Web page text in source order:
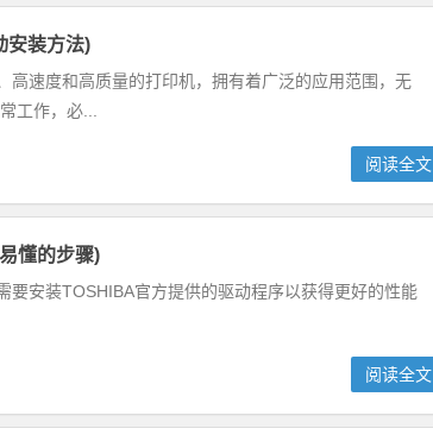
安装方法)
速度和高质量的打印机，拥有着广泛的应用范围，无
工作，必...
阅读全文
懂的步骤)
安装TOSHIBA官方提供的驱动程序以获得更好的性能
阅读全文